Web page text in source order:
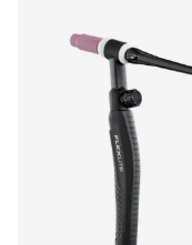
Długość kabla wynosi